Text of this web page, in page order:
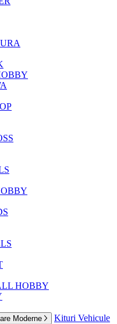
HOBBY
Moderne
Kituri Vehicule